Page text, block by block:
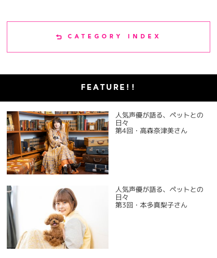
CATEGORY INDEX
FEATURE!!
人気声優が語る、ペットとの
日々
第4回・高森奈津美さん
人気声優が語る、ペットとの
日々
第3回・本多真梨子さん